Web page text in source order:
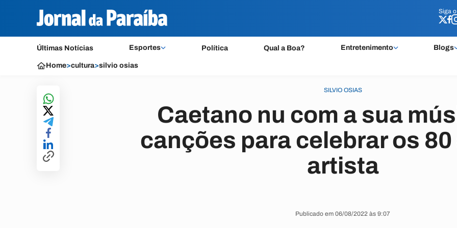
Siga o
Últimas Notícias Esportes Política Qual a Boa? Entretenimento Blogs
Siga o
Home>cultura>silvio osias
SILVIO OSIAS
Caetano nu com a sua
canções para celebrar os
artista
Publicado em 06/08/2022 às 9:07